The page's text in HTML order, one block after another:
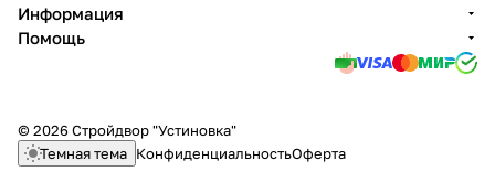
Информация
Помощь
© 2026 Стройдвор "Устиновка"
Темная тема КонфиденциальностьОферта